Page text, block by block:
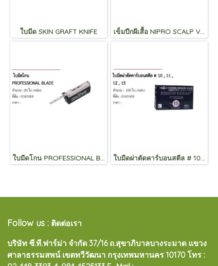
ใบมีด SKIN GRAFT KNIFE เข็มปีกผีเสื้อ NIPRO SCALP VEIN NIPRO
ใบมีดโกน PROFESSIONAL BLADE ใบมีดผ่าตัดคาร์บอนสตีล # 10 , 11 , 12 , 15
Follow us : ติดต่อเรา
บริษัท ซี.ที.ฟาร์ม่า จำกัด 37/16 ถ.สุขาภิบาลบางระมาด แขวง
ศาลาธรรมสพน์ เขตทวีวัฒนา กรุงเทพมหานคร 10170 โทร :